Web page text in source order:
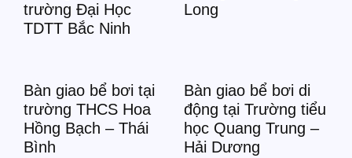
trường Đại Học
TDTT Bắc Ninh
Long
Bàn giao bể bơi tại
trường THCS Hoa
Hồng Bạch – Thái
Bình
Bàn giao bể bơi di
động tại Trường tiểu
học Quang Trung –
Hải Dương